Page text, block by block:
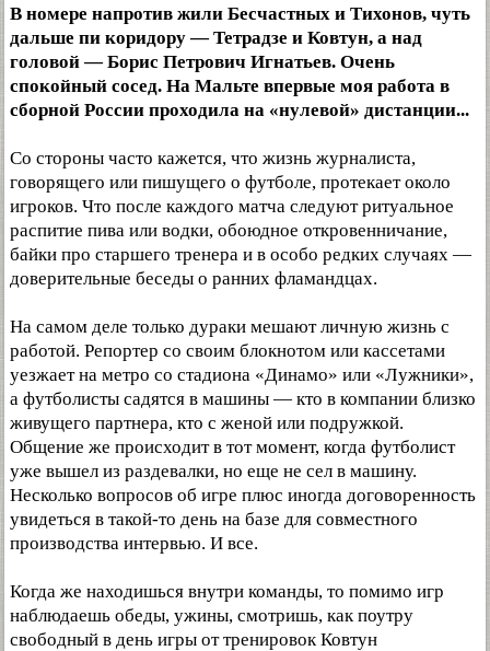
В номере напротив жили Бесчастных и Тихонов, чуть
дальше пи коридору — Тетрадзе и Ковтун, а над
головой — Борис Петрович Игнатьев. Очень
спокойный сосед. На Мальте впервые моя работа в
сборной России проходила на «нулевой» дистанции...
Со стороны часто кажется, что жизнь журналиста,
говорящего или пишущего о футболе, протекает около
игроков. Что после каждого матча следуют ритуальное
распитие пива или водки, обоюдное откровенничание,
байки про старшего тренера и в особо редких случаях —
доверительные беседы о ранних фламандцах.
На самом деле только дураки мешают личную жизнь с
работой. Репортер со своим блокнотом или кассетами
уезжает на метро со стадиона «Динамо» или «Лужники»,
а футболисты садятся в машины — кто в компании близко
живущего партнера, кто с женой или подружкой.
Общение же происходит в тот момент, когда футболист
уже вышел из раздевалки, но еще не сел в машину.
Несколько вопросов об игре плюс иногда договоренность
увидеться в такой-то день на базе для совместного
производства интервью. И все.
Когда же находишься внутри команды, то помимо игр
наблюдаешь обеды, ужины, смотришь, как поутру
свободный в день игры от тренировок Ковтун